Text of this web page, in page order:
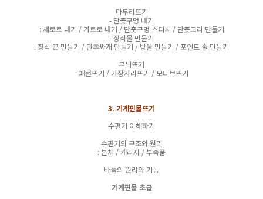
마무리뜨기
- 단춧구멍 내기
: 세로로 내기 / 가로로 내기 / 단춧구멍 스티치 / 단춧고리 만들기
- 장식물 만들기
: 장식 끈 만들기 / 단추싸개 만들기 / 방울 만들기 / 포인트 술 만들기
무늬뜨기
: 패턴뜨기 / 가장자리뜨기 / 모티브뜨기
3. 기계편물뜨기
수편기 이해하기
수편기의 구조와 원리
: 본체 / 캐리지 / 부속품
바늘의 원리와 기능
기계편물 초급